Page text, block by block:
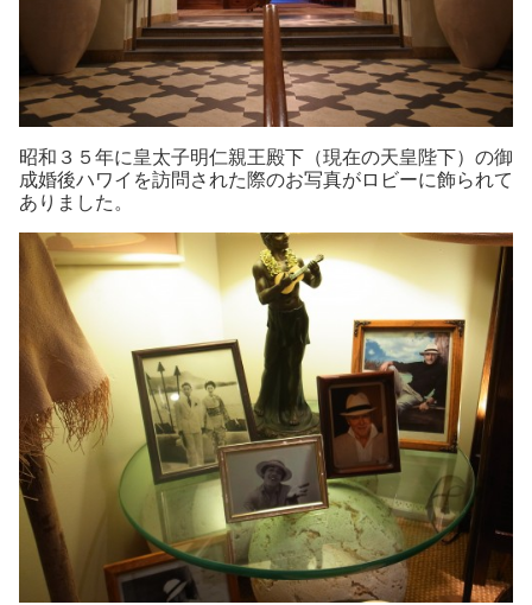
昭和３５年に皇太子明仁親王殿下（現在の天皇陛下）の御
成婚後ハワイを訪問された際のお写真がロビーに飾られて
ありました。